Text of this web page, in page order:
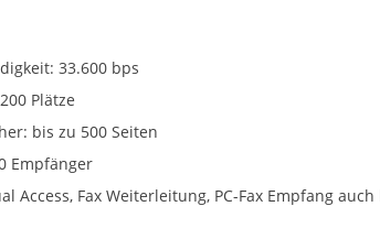
33.600 bps
Plätze
bis zu 500 Seiten
Empfänger
Access, Fax Weiterleitung, PC-Fax Empfang